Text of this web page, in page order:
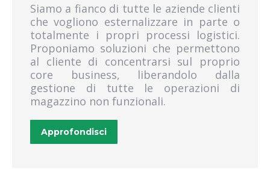
Siamo a fianco di tutte le aziende clienti
che vogliono esternalizzare in parte o
totalmente i propri processi logistici.
Proponiamo soluzioni che permettono
al cliente di concentrarsi sul proprio
core business, liberandolo dalla
gestione di tutte le operazioni di
magazzino non funzionali.
Approfondisci